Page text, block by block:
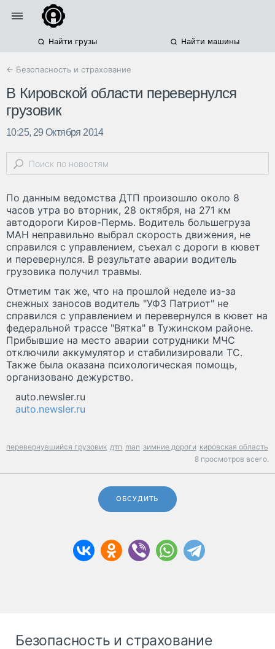
Найти грузы Найти машины
← Безопасность и страхование
В Кировской области перевернулся
грузовик
10:25, 29 Октября 2014
По данным ведомства ДТП произошло около 8
часов утра во вторник, 28 октября, на 271 км
автодороги Киров-Пермь. Водитель большегруза
МАН неправильно выбрал скорость движения, не
справился с управлением, съехал с дороги в кювет
и перевернулся. В результате аварии водитель
грузовика получил травмы.
Отметим так же, что на прошлой неделе из-за
снежных заносов водитель "УФЗ Патриот" не
справился с управлением и перевернулся в кювет на
федеральной трассе "Вятка" в Тужинском районе.
Прибывшие на место аварии сотрудники МЧС
отключили аккумулятор и стабилизировали ТС.
Также была оказана психологическая помощь,
организовано дежурство.
auto.newsler.ru
auto.newsler.ru
перевернувшийся грузовик дтп man зимние дороги кировская область
8 просмотров всего.
ОБСУДИТЬ
Безопасность и страхование